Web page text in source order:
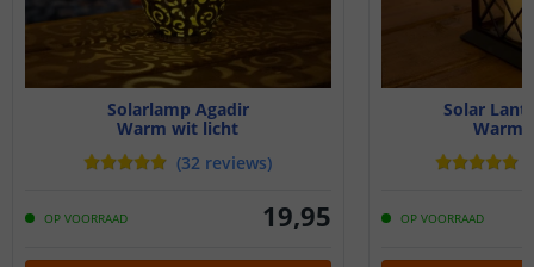
Solarlamp Agadir
Warm wit licht
(32 reviews)
OP VOORRAAD 19,95
Solar
Warm
OP VOORRAAD